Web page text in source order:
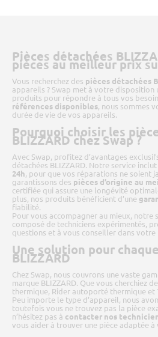
Pièces détachées
pièces au meilleur prix
Vous recherchez des pièces détachées
appareils ? Swap met à votre disposition
produits pour répondre à tous vos
références disponibles, nous sommes
durée de vie de vos appareils.
Pourquoi choisir les
BLIZZARD chez Swap ?
Avec Swap, profitez d’avantages
détachées BLIZZARD. Notre service
24h, pour que vos réparations ne soient
garantissons des pièces d’origine au
certifiée qui assure une longévité
plus, nos produits bénéficient d’une
fiabilité.
Pour vous accompagner au mieux, notre
composé de techniciens expérimentés,
questions et à vous conseiller dans
Une solution pour
BLIZZARD
Chez Swap, nous couvrons une vaste
marque BLIZZARD. Que vous cherchiez
thermique, Rider autoporté thermique et
Peu importe le type d’appareil, nous
toutefois vous ne trouvez pas la pièce
n’hésitez pas à contacter nos
vous aider à trouver une pièce adaptée à